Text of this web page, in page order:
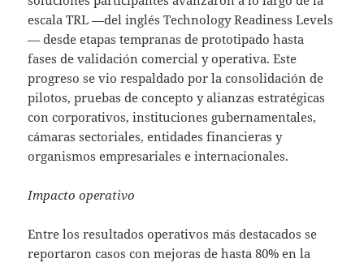
escala TRL —del inglés Technology Readiness Levels
— desde etapas tempranas de prototipado hasta
fases de validación comercial y operativa. Este
progreso se vio respaldado por la consolidación de
pilotos, pruebas de concepto y alianzas estratégicas
con corporativos, instituciones gubernamentales,
cámaras sectoriales, entidades financieras y
organismos empresariales e internacionales.
Impacto operativo
Entre los resultados operativos más destacados se
reportaron casos con mejoras de hasta 80% en la